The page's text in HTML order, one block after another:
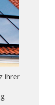
Ihrer